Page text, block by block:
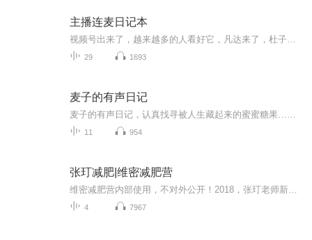
主播连麦日记本
29 1693
麦子的有声日记
麦子的有声日记，认真找寻被人生藏起来的蜜蜜糖果……
11 954
张玎减肥|维密减肥营
4 7967